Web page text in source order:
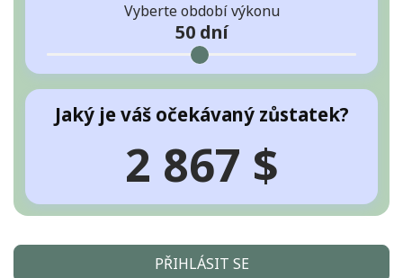
Vyberte období výkonu
50dní
Jaký je váš očekávaný zůstatek?
2 867 $
PŘIHLÁSIT SE